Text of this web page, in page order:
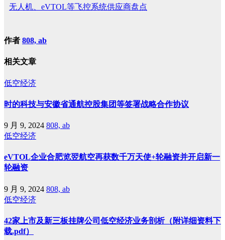
无人机、eVTOL等飞控系统供应商盘点
作者 808, ab
相关文章
低空经济
时的科技与安徽省通航控股集团等签署战略合作协议
9 月 9, 2024 808, ab
低空经济
eVTOL企业合肥览翌航空再获数千万天使+轮融资并开启新一
轮融资
9 月 9, 2024 808, ab
低空经济
42家上市及新三板挂牌公司低空经济业务剖析（附详细资料下
载.pdf）